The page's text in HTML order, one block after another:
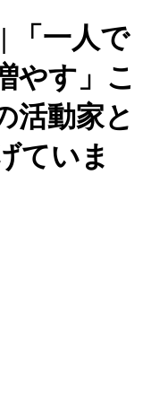
「一人で
やす」こ
活動家と
ていま